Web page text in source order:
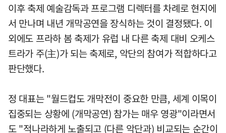
이후 축제 예술감독과 프로그램 디렉터를 차례로 현지에
서 만나며 내년 개막공연을 장식하는 것이 결정됐다. 이
외에도 프라하 봄 축제가 유럽 내 다른 축제 대비 오케스
트라가 주(主)가 되는 축제로, 악단의 참여가 적합하다고
판단했다.
정 대표는 "월드컵도 개막전이 중요한 만큼, 세계 이목이
집중되는 상황에 (개막공연) 참가는 매우 영광"이라면서
도 "적나라하게 노출되고 (다른 악단과) 비교되는 순간이